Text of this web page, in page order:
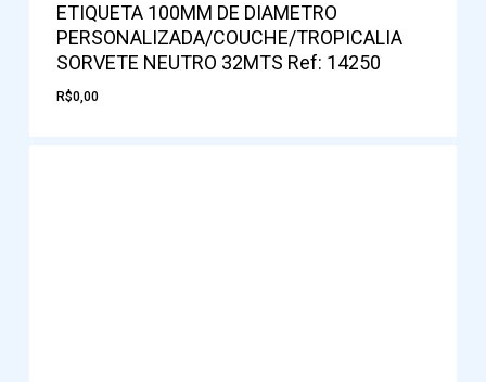
ETIQUETA 100MM DE DIAMETRO
PERSONALIZADA/COUCHE/TROPICALIA
SORVETE NEUTRO 32MTS Ref: 14250
R$0,00